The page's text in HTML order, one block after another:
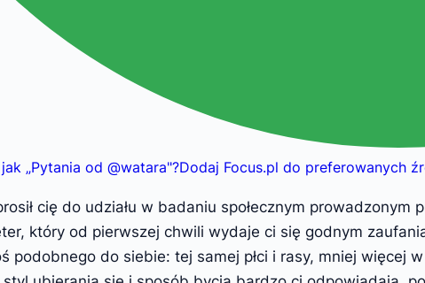
„Pytania od @watara"?Dodaj Focus.pl do preferowanych
cię do udziału w badaniu społecznym
który od pierwszej chwili wydaje ci się godnym
podobnego do siebie: tej samej płci i rasy, mniej więcej